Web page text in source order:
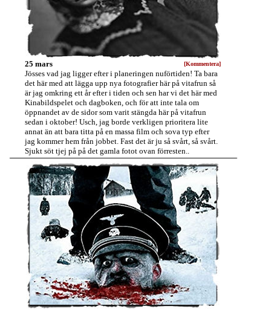
25 mars [Kommentera]
Jösses vad jag ligger efter i planeringen nuförtiden! Ta bara
det här med att lägga upp nya fotografier här på vitafrun så
är jag omkring ett år efter i tiden och sen har vi det här med
Kinabildspelet och dagboken, och för att inte tala om
öppnandet av de sidor som varit stängda här på vitafrun
sedan i oktober! Usch, jag borde verkligen prioritera lite
annat än att bara titta på en massa film och sova typ efter
jag kommer hem från jobbet. Fast det är ju så svårt, så svårt.
Sjukt söt tjej på på det gamla fotot ovan förresten..